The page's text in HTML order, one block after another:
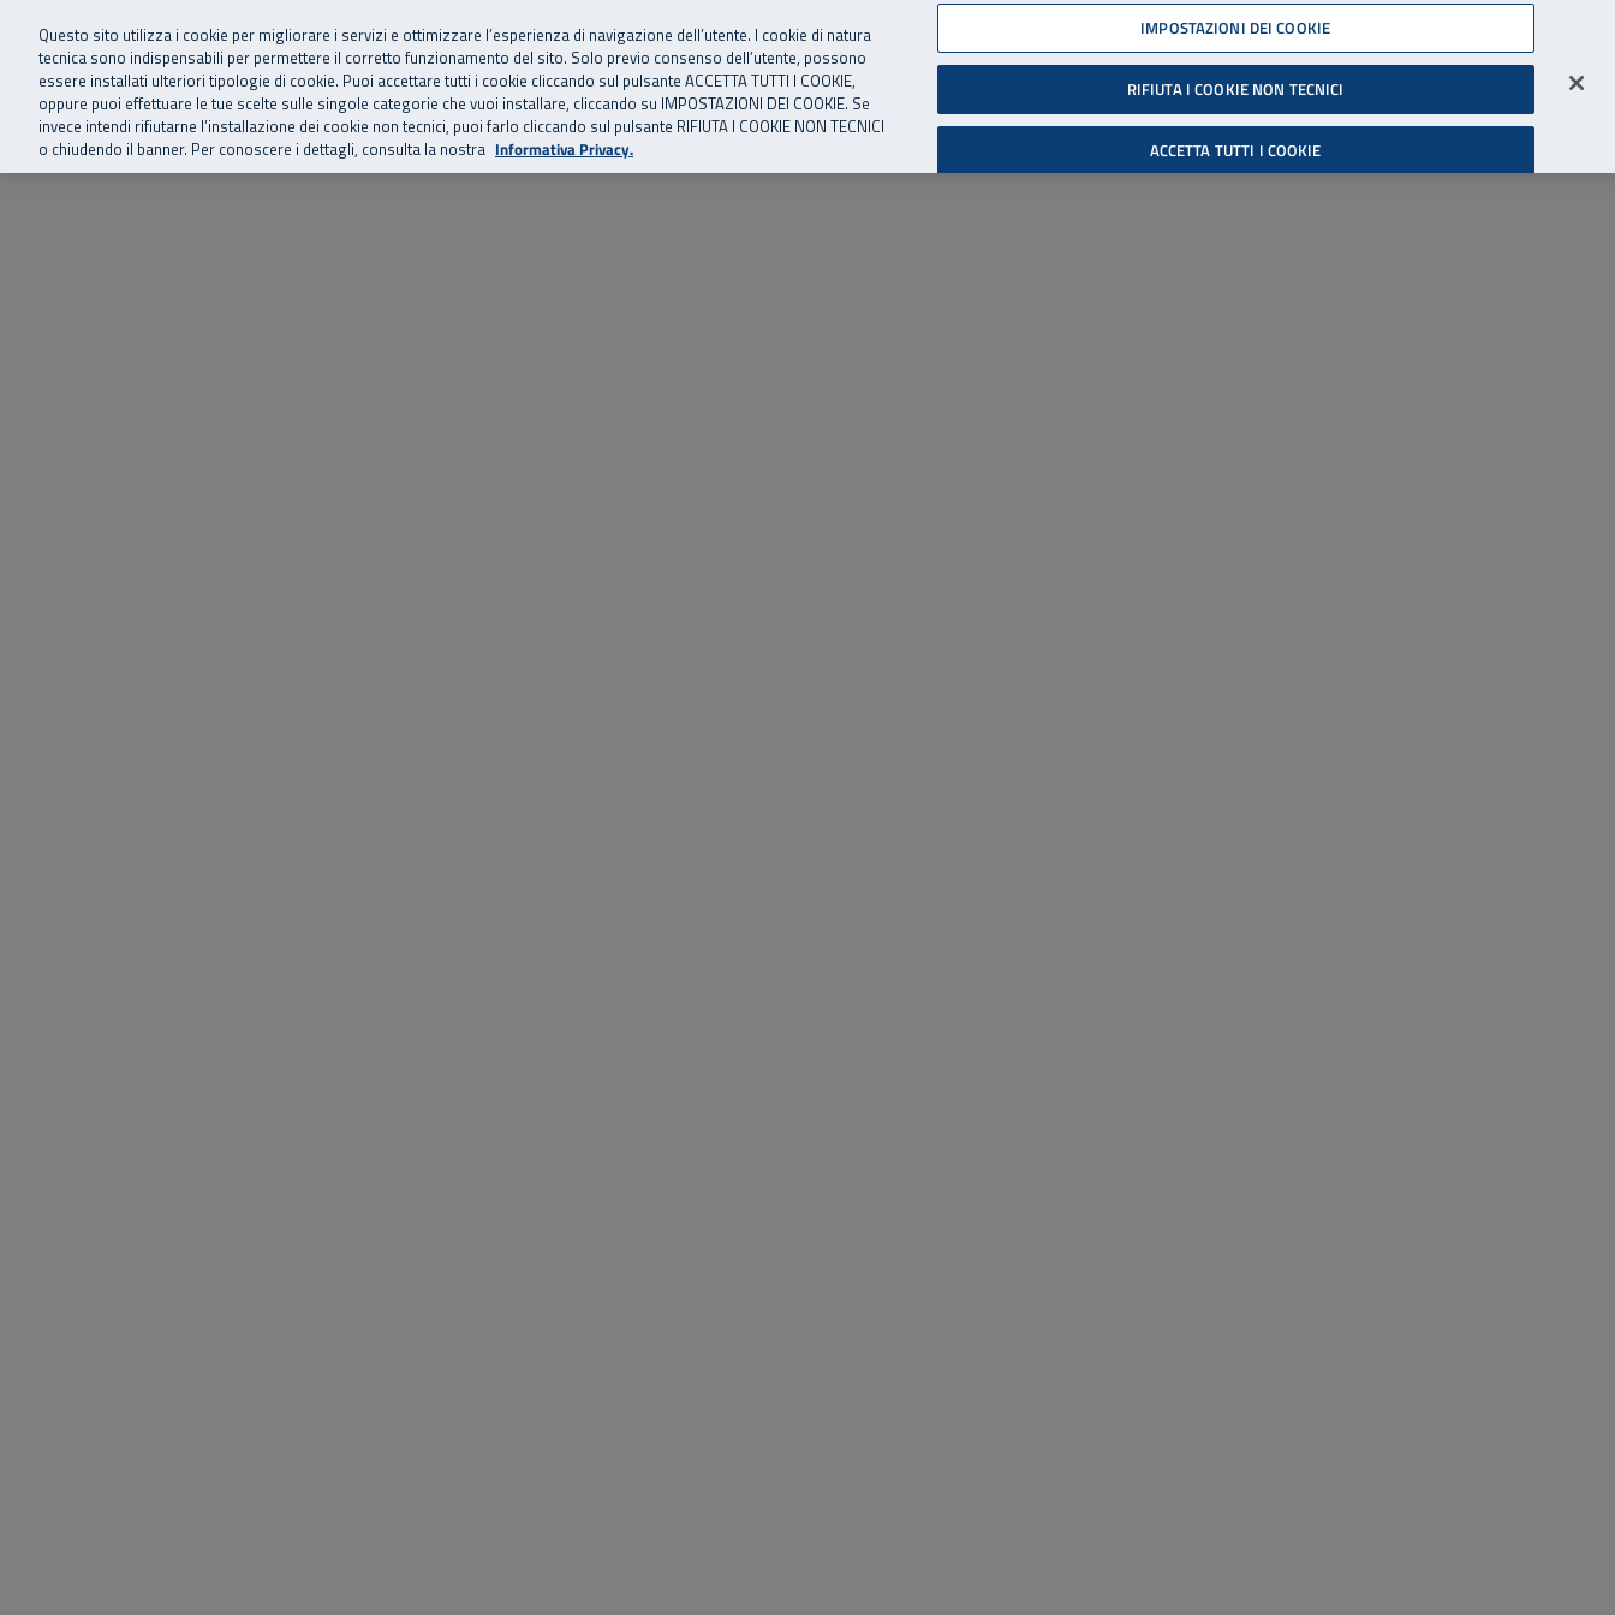
Vai al menu principale
Vai al contenuto principale
Vai al Footer 06 45539607
SuperAbile - il Contact Center Inail per il mondo della disabilità
Home Chi siamo Storie, news ed eventi Risorse utili Supporto Accessibilità
Cerca
Accedi all'area riservata
Questo sito utilizza i cookie per migliorare i servizi e ottimizzare l’esperienza di navigazione dell’utente. I cookie di natura
tecnica sono indispensabili per permettere il corretto funzionamento del sito. Solo previo consenso dell’utente, possono
essere installati ulteriori tipologie di cookie. Puoi accettare tutti i cookie cliccando sul pulsante ACCETTA TUTTI I COOKIE,
oppure puoi effettuare le tue scelte sulle singole categorie che vuoi installare, cliccando su IMPOSTAZIONI DEI COOKIE. Se
invece intendi rifiutarne l’installazione dei cookie non tecnici, puoi farlo cliccando sul pulsante RIFIUTA I COOKIE NON TECNICI
o chiudendo il banner. Per conoscere i dettagli, consulta la nostra Informativa Privacy.
IMPOSTAZIONI DEI COOKIE
RIFIUTA I COOKIE NON TECNICI
ACCETTA TUTTI I COOKIE